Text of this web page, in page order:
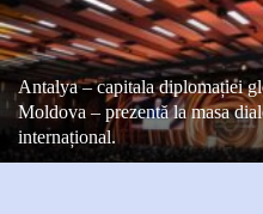
Antalya – capitala diplomației
Moldova – prezentă la masa
internațional.